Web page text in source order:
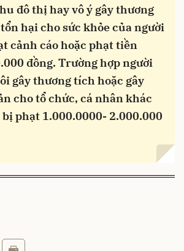
đô thị hay vô ý gây thương
hại cho sức khỏe của người
cảnh cáo hoặc phạt tiền
đồng. Trường hợp người
gây thương tích hoặc gây
cho tổ chức, cá nhân khác
phạt 1.000.0000- 2.000.000